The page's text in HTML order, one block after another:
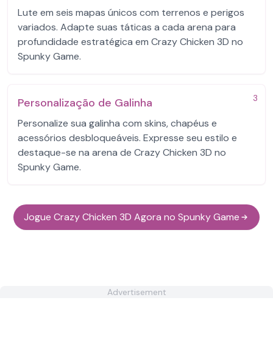
Lute em seis mapas únicos com terrenos e perigos
variados. Adapte suas táticas a cada arena para
profundidade estratégica em Crazy Chicken 3D no
Spunky Game.
3
Personalização de Galinha
Personalize sua galinha com skins, chapéus e
acessórios desbloqueáveis. Expresse seu estilo e
destaque-se na arena de Crazy Chicken 3D no
Spunky Game.
Jogue Crazy Chicken 3D Agora no Spunky Game
Advertisement